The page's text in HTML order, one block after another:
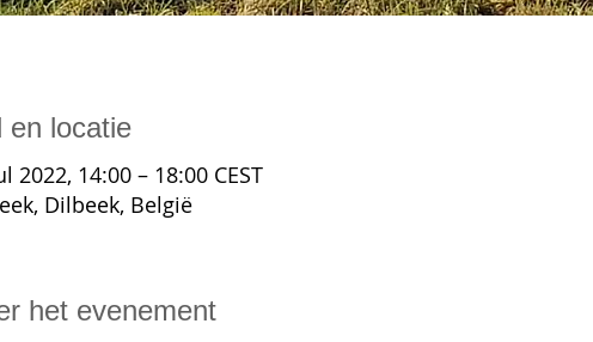
en locatie
2022, 14:00 – 18:00 CEST
Dilbeek, België
het evenement